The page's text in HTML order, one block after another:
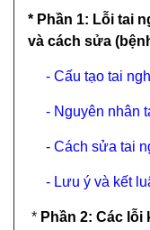
* Phần 1: Lỗi tai
và cách sửa
- Cấu tạo tai
- Nguyên nhân
- Cách sửa tai
- Lưu ý và kết
* Phần 2: Các